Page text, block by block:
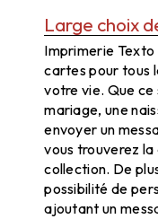
Large choix
Imprimerie Texto
cartes pour tous
votre vie. Que ce
mariage, une
envoyer un
vous trouverez
collection. De
possibilité de
ajoutant un